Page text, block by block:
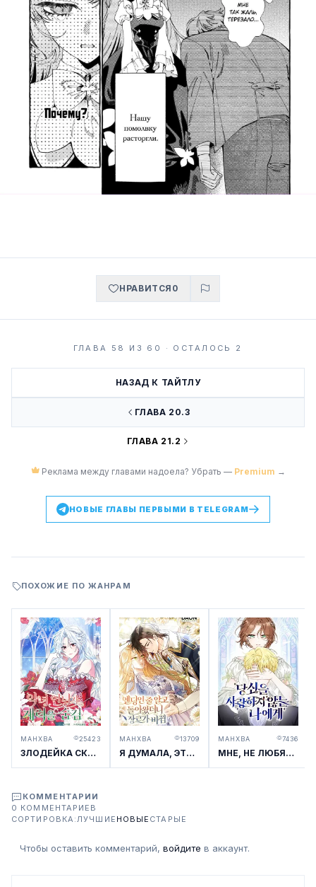
НРАВИТСЯ 0
ГЛАВА 58 ИЗ 60 · ОСТАЛОСЬ 2
НАЗАД К ТАЙТЛУ
ГЛАВА 20.3
ГЛАВА 21.2
Реклама между главами надоела? Убрать — Premium →
НОВЫЕ ГЛАВЫ ПЕРВЫМИ В TELEGRAM
ПОХОЖИЕ ПО ЖАНРАМ
МАНХВА 25423
ЗЛОДЕЙКА СКРЫВАЕТ СВОЕ БОГАТСТВО
МАНХВА 13709
Я ДУМАЛА, ЭТО КОНЕЦ, НО КОГДА ВЕРНУЛАСЬ — ЖАНР ИЗМЕНИЛСЯ
МАНХВА 7436
МНЕ, НЕ ЛЮБЯЩЕЙ ТЕБЯ
КОММЕНТАРИИ
0 КОММЕНТАРИЕВ
СОРТИРОВКА:ЛУЧШИЕ НОВЫЕ СТАРЫЕ
Чтобы оставить комментарий, войдите в аккаунт.